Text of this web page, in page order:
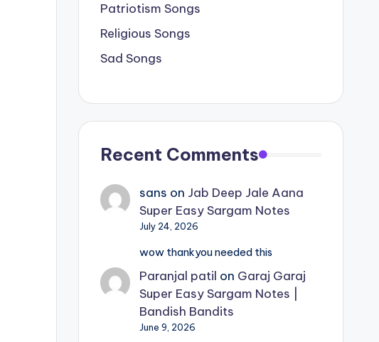
Patriotism Songs
Religious Songs
Sad Songs
Recent Comments
sans on Jab Deep Jale Aana
Super Easy Sargam Notes
July 24, 2026
wow thankyou needed this
Paranjal patil on Garaj Garaj
Super Easy Sargam Notes |
Bandish Bandits
June 9, 2026